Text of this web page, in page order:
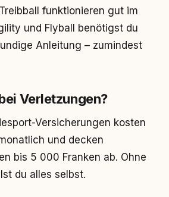
funktionieren gut im
und Flyball benötigst du
Anleitung – zumindest
Verletzungen?
Versicherungen kosten
und decken
bis 5 000 Franken ab. Ohne
du alles selbst.